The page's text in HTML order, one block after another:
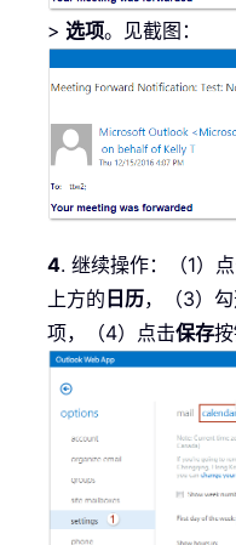
> 选项。见截图：
4. 继续操作：（1）
上方的 日历，（3）
项，（4）点击保存按